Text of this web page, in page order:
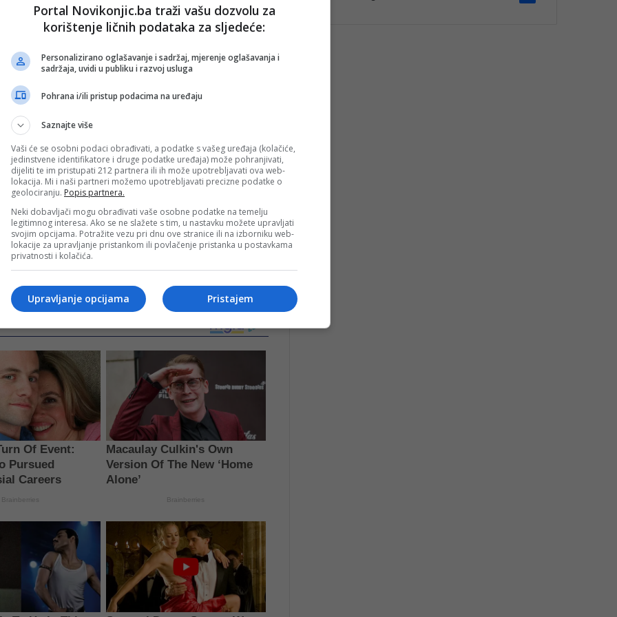
kratak, ali jak udar”, “Trebinje, kratko, ali jako
mrežama.
Portal Novikonjic.ba traži vašu dozvolu za
korištenje ličnih podataka za sljedeće:
Personalizirano oglašavanje i sadržaj, mjerenje oglašavanja i
sadržaja, uvidi u publiku i razvoj usluga
Pohrana i/ili pristup podacima na uređaju
Saznajte više
Vaši će se osobni podaci obrađivati, a podatke s vašeg uređaja (kolačiće,
jedinstvene identifikatore i druge podatke uređaja) može pohranjivati,
dijeliti te im pristupati 212 partnera ili ih može upotrebljavati ova web-
lokacija. Mi i naši partneri možemo upotrebljavati precizne podatke o
geolociranju. Popis partnera.
Neki dobavljači mogu obrađivati vaše osobne podatke na temelju
legitimnog interesa. Ako se ne slažete s tim, u nastavku možete upravljati
svojim opcijama. Potražite vezu pri dnu ove stranice ili na izborniku web-
lokacije za upravljanje pristankom ili povlačenje pristanka u postavkama
privatnosti i kolačića.
Pristajem
Upravljanje opcijama